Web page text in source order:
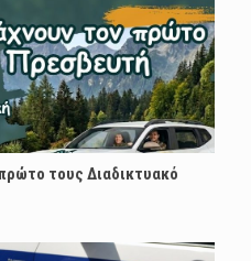
τους Διαδικτυακό